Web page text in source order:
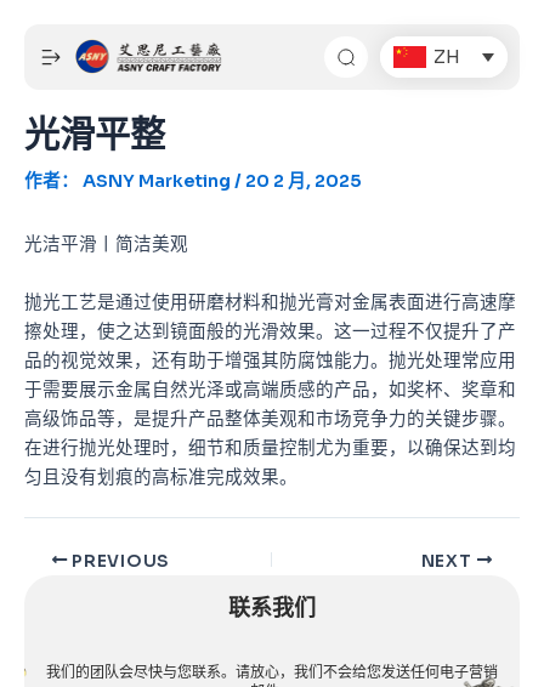
ZH
光滑平整
作者： ASNY Marketing/ 20 2 月, 2025
光洁平滑丨简洁美观
抛光工艺是通过使用研磨材料和抛光膏对金属表面进行高速摩
擦处理，使之达到镜面般的光滑效果。这一过程不仅提升了产
品的视觉效果，还有助于增强其防腐蚀能力。抛光处理常应用
于需要展示金属自然光泽或高端质感的产品，如奖杯、奖章和
高级饰品等，是提升产品整体美观和市场竞争力的关键步骤。
在进行抛光处理时，细节和质量控制尤为重要，以确保达到均
匀且没有划痕的高标准完成效果。
navigation
PREVIOUS NEXT
联系我们
我们的团队会尽快与您联系。请放心，我们不会给您发送任何电子营销